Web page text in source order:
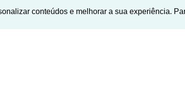
conteúdos e melhorar a sua experiência.